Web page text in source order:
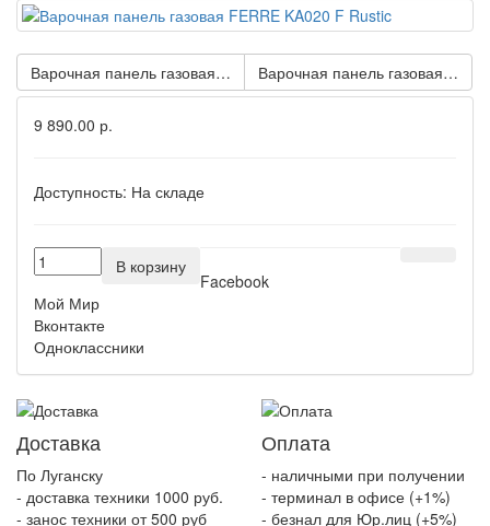
Варочная панель газовая FERRE KA009 FIXВарочная панель газовая
9 890.00 р.
Доступность: На складе
В корзину
Facebook
Мой Мир
Вконтакте
Одноклассники
Доставка
По Луганску
- доставка техники 1000 руб.
- занос техники от 500 руб
Оплата
- наличными при получении
- терминал в офисе (+1%)
- безнал для Юр.лиц (+5%)